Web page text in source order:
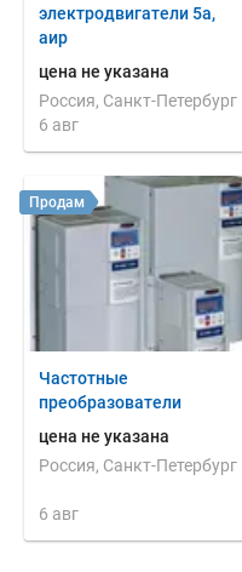
электродвигатели 5а,
аир
цена не указана
Россия, Санкт-Петербург
6 авг
Частотные
преобразователи
цена не указана
Россия, Санкт-Петербург
6 авг
Продам